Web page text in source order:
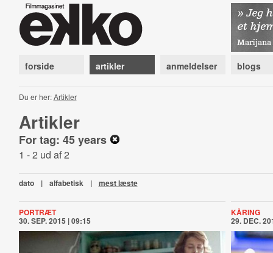
forside artikler anmeldelser blogs
Du er her:Artikler
Artikler
For tag: 45 years
1 - 2 ud af 2
dato | alfabetisk | mest læste
PORTRÆT
30. SEP. 2015 | 09:15
KÅRING
29. DEC.